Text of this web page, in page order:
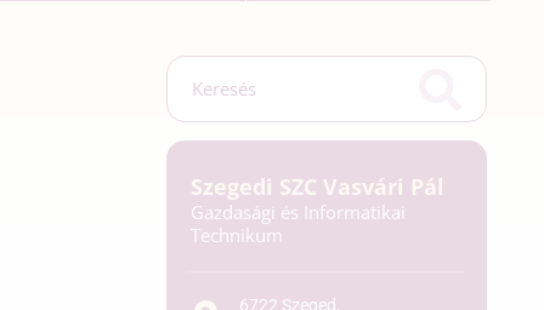
Szegedi SZC Vasvári Pál
Gazdasági és Informatikai
Technikum
6722 Szeged,